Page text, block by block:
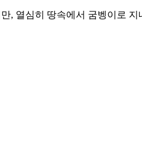
, 열심히 땅속에서 굼벵이로